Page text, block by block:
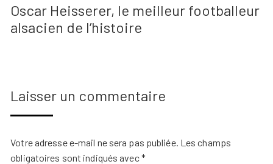
Oscar Heisserer, le meilleur footballeur
alsacien de l’histoire
Laisser un commentaire
Votre adresse e-mail ne sera pas publiée. Les champs
obligatoires sont indiqués avec*